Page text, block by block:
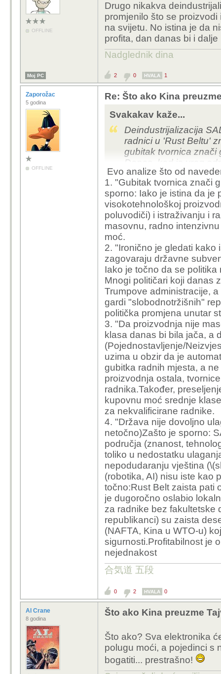
OFFLINE
Drugo nikakva
promjenilo što se
na svijetu. No istina je da
profita, dan danas bi i dalje
Nadglednik dina
Moj PC 2 0 HVALA 1
Zaporožac
5 godina
OFFLINE
Re: Što ako Kina
Svakakav kaže...
Deindustrijalizacija
radnici u 'Rust Beltu'
gubitak tvornica znači
Danas, kad je vrag
proizvodne baze.
političari danas
izvoza, nešto što bi
ekonomskom
Amerika je
obični ljudi, ne fondovi
Outsourcing je
ali je dugoročno
gradove i pretvorio
uslužne poslove.
Da proizvodnja nije
klasa danas bi bila
Stanovnici Michigana,
upozoravali su na
nestaju samo
lokalnih dobavljača,
Jednom kad se to
Dok su američke
pumpale vrijednost
ogromno bogatstvo
istovremeno, država
ulagla u tehničko
geopolitičku
I tu leži paradoks
izgledao kao
sebi pucao u nogu.
Amerika je
žrtvovala stratešku
industriju (a
Umjesto da
sustav, Amerika sad
Prosječan
tri godine) a
godišnje, gotovo tri
Amerikanci imaju
dijelovima Europe)
Amerika je postala
dva ili tri posla,
Evo analize što od
1. "Gubitak tvornica znači
sporno: Iako je istina da je
visokotehnološkoj
poluvodiči) i istraživanju i
masovnu, radno
moć.
2. "Ironično je gledati kako
zagovaraju državne
Iako je točno da se politika
Mnogi političari koji danas
Trumpove administracije,
gardi "slobodnotržišnih"
politička promjena unutar
3. "Da proizvodnja nije
klasa danas bi bila jača, a
(Pojednostavljenje/
uzima u obzir da je
gubitka radnih mjesta, a
proizvodnja ostala,
radnika.Također,
kupovnu moć srednje
za nekvalificirane radnike.
4. "Država nije dovoljno
netočno)Zašto je sporno:
područja (znanost,
toliko u nedostatku
nepodudaranju vještina
(robotika, AI) nisu iste kao
točno:Rust Belt zaista pati
je dugoročno oslabio
za radnike bez fakultetske
republikanci) su zaista
(NAFTA, Kina u WTO-u)
sigurnosti.Profitabilnost je
nejednakost
合気道 五段
0 2 HVALA 0
Al Crane
8 godina
Što ako Kina preuzme
Što ako? Sva elektronika
polugu moći, a pojedinci s
bogatiti... prestrašno!